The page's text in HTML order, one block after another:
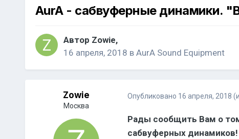
AurA - сабвуферные динамики.
Автор Zowie,
16 апреля, 2018 в AurA Sound Equipment
Zowie
Москва
Опубликовано 16 апреля, 2018
Рады сообщить Вам о
сабвуферных динамиков!